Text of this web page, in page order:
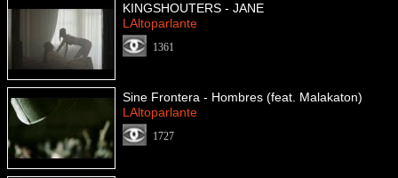
KINGSHOUTERS - JANE
LAltoparlante
1361
Sine Frontera - Hombres (feat. Malakaton)
LAltoparlante
1727